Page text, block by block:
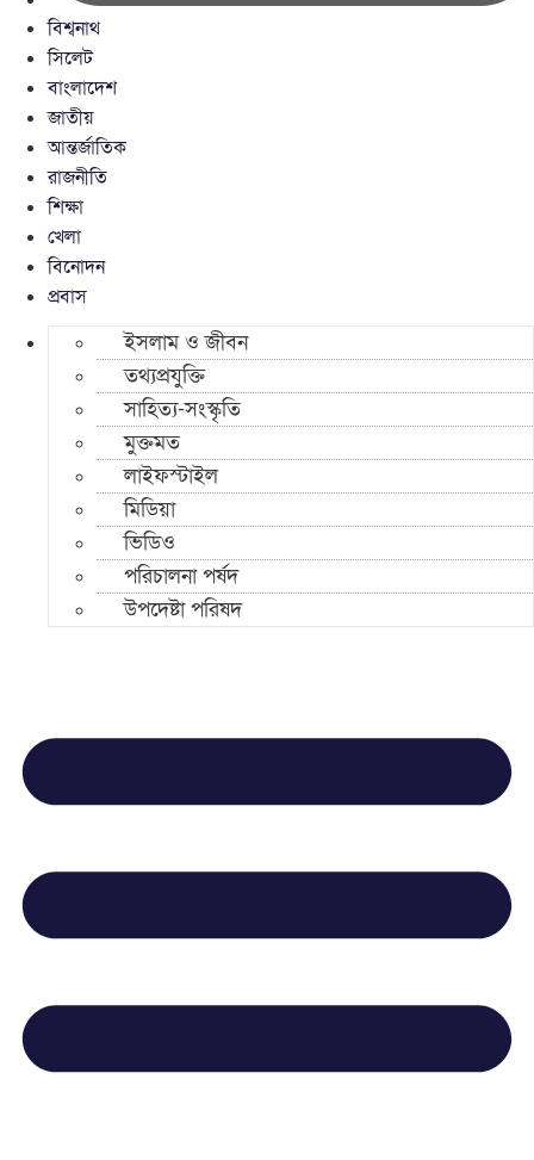
বিশ্বনাথ
সিলেট
বাংলাদেশ
জাতীয়
আন্তর্জাতিক
রাজনীতি
শিক্ষা
খেলা
বিনোদন
প্রবাস
ইসলাম ও জীবন
তথ্যপ্রযুক্তি
সাহিত্য-সংস্কৃতি
মুক্তমত
লাইফস্টাইল
মিডিয়া
ভিডিও
পরিচালনা পর্ষদ
উপদেষ্টা পরিষদ